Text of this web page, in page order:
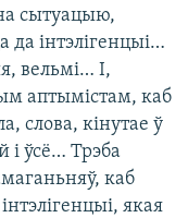
сытуацыю,
да інтэлігенцыі…
вельмі… І,
аптымістам, каб
слова, кінутае ў
і ўсё… Трэба
каб
якая